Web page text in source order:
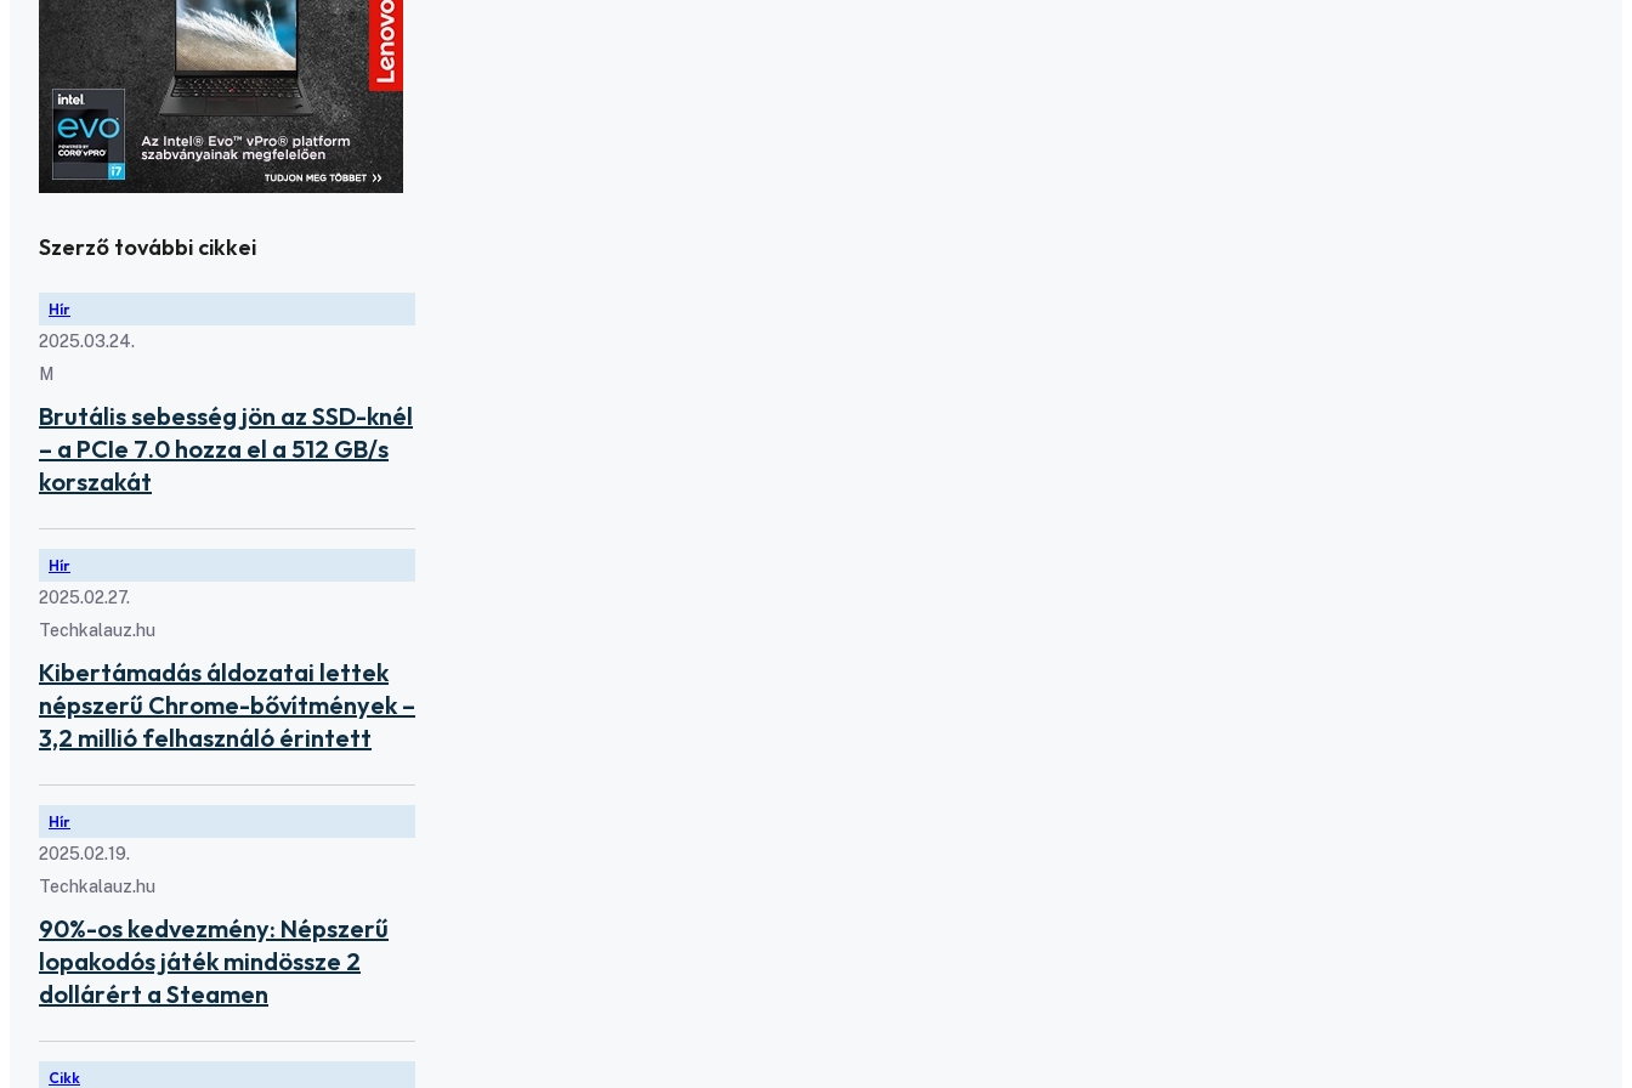
Szerző további cikkei
Hír
2025.03.24.
M
Brutális sebesség jön az SSD-knél
– a PCIe 7.0 hozza el a 512 GB/s
korszakát
Hír
2025.02.27.
Techkalauz.hu
Kibertámadás áldozatai lettek
népszerű Chrome-bővítmények –
3,2 millió felhasználó érintett
Hír
2025.02.19.
Techkalauz.hu
90%-os kedvezmény: Népszerű
lopakodós játék mindössze 2
dollárért a Steamen
Cikk